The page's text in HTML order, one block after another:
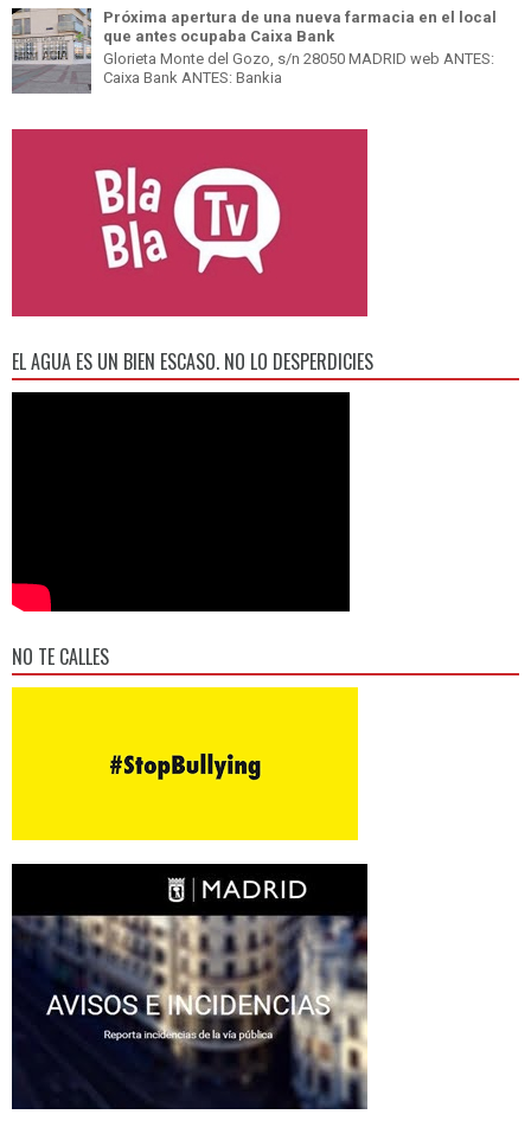
Próxima apertura de una nueva farmacia en el local
que antes ocupaba Caixa Bank
Glorieta Monte del Gozo, s/n 28050 MADRID web ANTES:
Caixa Bank ANTES: Bankia
EL AGUA ES UN BIEN ESCASO. NO LO DESPERDICIES
NO TE CALLES